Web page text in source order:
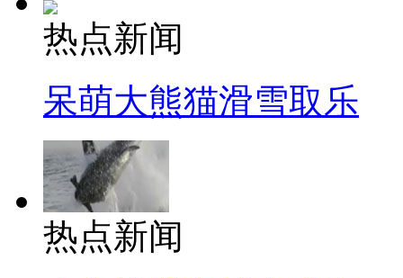
热点新闻
呆萌大熊猫滑雪取乐
热点新闻